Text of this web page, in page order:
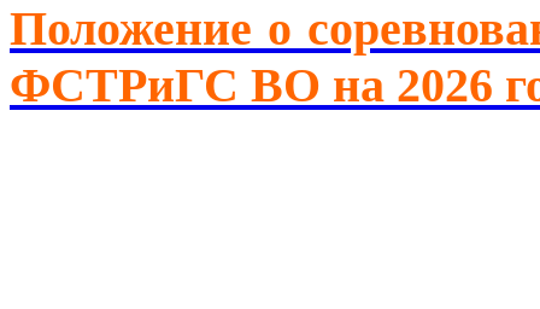
Положение о
ФСТРиГС ВО на 2026